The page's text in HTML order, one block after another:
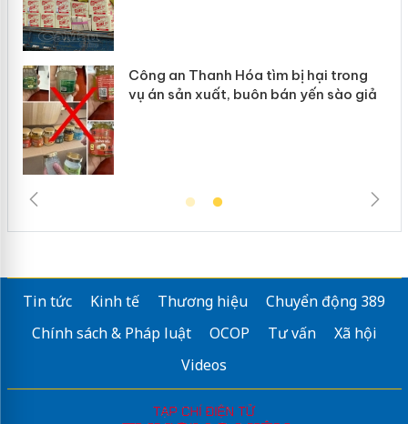
Công an Thanh Hóa tìm bị hại trong
vụ án sản xuất, buôn bán yến sào giả
Tin tức Kinh tế Thương hiệu
Chuyển động 389
Chính sách & Pháp luật
OCOP Tư vấn
Xã hội
Videos